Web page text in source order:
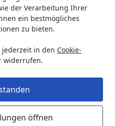
der Verarbeitung Ihrer
ein bestmögliches
zu bieten.
in den Cookie-
widerrufen.
öffnen
Fountain